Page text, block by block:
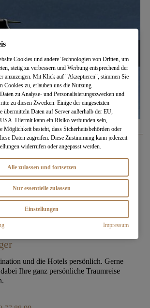
und die Hotels persönlich. Gerne
Ihre ganz persönliche Traumreise
Cookies und andere Technologien von Dritten, um
stetig zu verbessern und Werbung entsprechend der
anzuzeigen. Mit Klick auf "Akzeptieren", stimmen Sie
Cookies zu, erlauben uns die Nutzung
zu Analyse- und Personalisierungszwecken und
zu diesen Zwecken. Einige der eingesetzten
übermitteln Daten auf Server außerhalb der EU,
Hiermit kann ein Risiko verbunden sein,
Möglichkeit besteht, dass Sicherheitsbehörden oder
Daten zugreifen. Diese Zustimmung kann jederzeit
widerrufen oder angepasst werden.
Alle zulassen und fortsetzen
Nur essentielle zulassen
Einstellungen
Impressum